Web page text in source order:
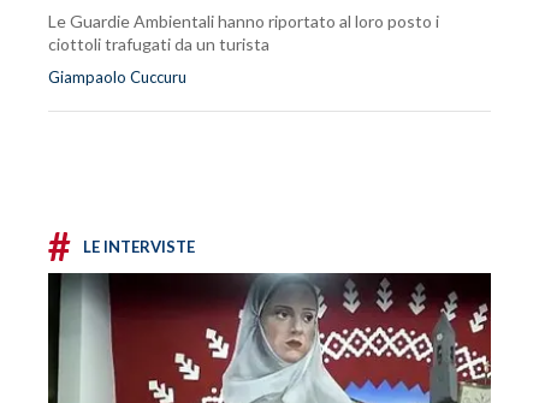
Le Guardie Ambientali hanno riportato al loro posto i
ciottoli trafugati da un turista
Giampaolo Cuccuru
# LE INTERVISTE